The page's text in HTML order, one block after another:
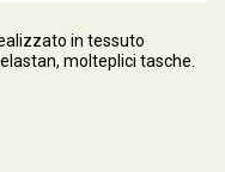
in tessuto
molteplici tasche.